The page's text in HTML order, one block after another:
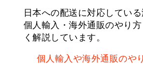
日本への配送に対応してい
個人輸入・海外通販のやり
く解説しています。
個人輸入や海外通販のや